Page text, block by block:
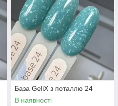
База GeliX з поталлю 24
В наявності